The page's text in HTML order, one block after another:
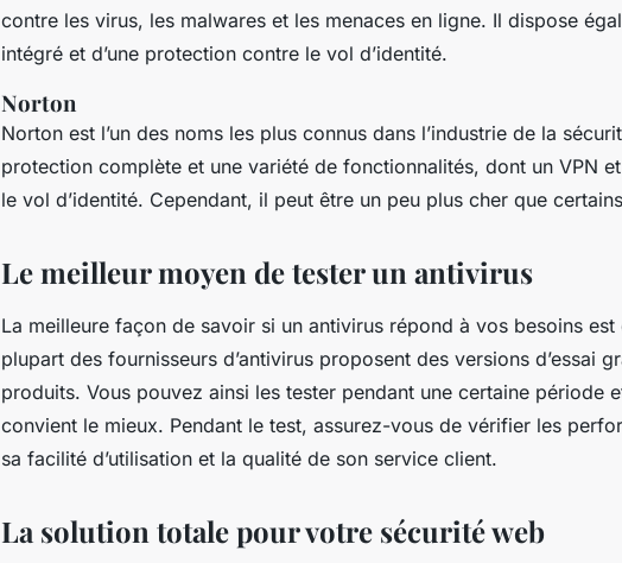
contre les virus, les malwares et les menaces en ligne. Il dispose
intégré et d’une protection contre le vol d’identité.
Norton
Norton est l’un des noms les plus connus dans l’industrie de la
protection complète et une variété de fonctionnalités, dont un VPN
le vol d’identité. Cependant, il peut être un peu plus cher que
Le meilleur moyen de tester un antivirus
La meilleure façon de savoir si un antivirus répond à vos besoins est
plupart des fournisseurs d’antivirus proposent des versions d’essai
produits. Vous pouvez ainsi les tester pendant une certaine période
convient le mieux. Pendant le test, assurez-vous de vérifier les
sa facilité d’utilisation et la qualité de son service client.
La solution totale pour votre sécurité web